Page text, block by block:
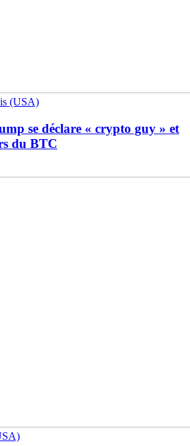
(USA)
se déclare « crypto guy » et
du BTC